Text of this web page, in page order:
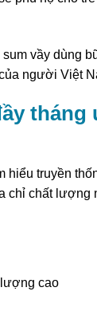
vầy dùng
người Việt
tháng
truyền
chỉ chất lượng
lượng cao